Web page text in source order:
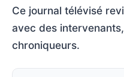
Ce journal télévisé
avec des
chroniqueurs.